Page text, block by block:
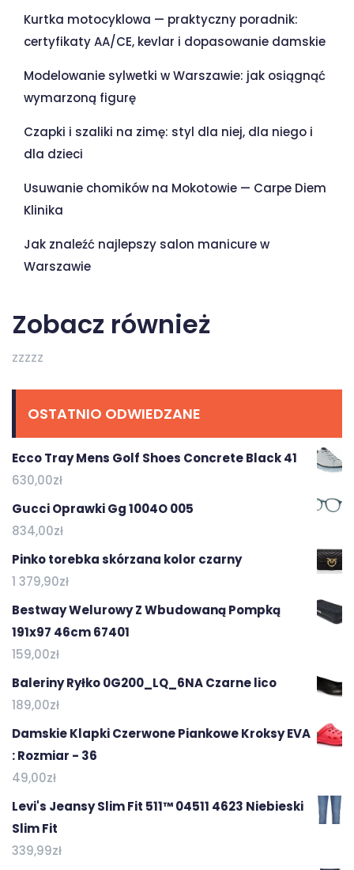
Kurtka motocyklowa — praktyczny poradnik:
certyfikaty AA/CE, kevlar i dopasowanie damskie
Modelowanie sylwetki w Warszawie: jak osiągnąć
wymarzoną figurę
Czapki i szaliki na zimę: styl dla niej, dla niego i
dla dzieci
Usuwanie chomików na Mokotowie — Carpe Diem
Klinika
Jak znaleźć najlepszy salon manicure w
Warszawie
Zobacz również
zzzzz
OSTATNIO ODWIEDZANE
Ecco Tray Mens Golf Shoes Concrete Black 41
630,00zł
Gucci Oprawki Gg 1004O 005
834,00zł
Pinko torebka skórzana kolor czarny
1 379,90zł
Bestway Welurowy Z Wbudowaną Pompką
191x97 46cm 67401
159,00zł
Baleriny Ryłko 0G200_LQ_6NA Czarne lico
189,00zł
Damskie Klapki Czerwone Piankowe Kroksy EVA
: Rozmiar - 36
49,00zł
Levi's Jeansy Slim Fit 511™ 04511 4623 Niebieski
Slim Fit
339,99zł